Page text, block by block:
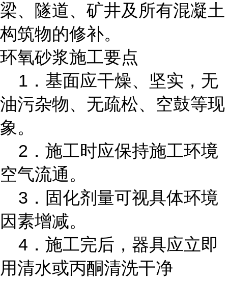
梁、隧道、矿井及所有混凝土
构筑物的修补。
环氧砂浆施工要点
1．基面应干燥、坚实，无
油污杂物、无疏松、空鼓等现
象。
2．施工时应保持施工环境
空气流通。
3．固化剂量可视具体环境
因素增减。
4．施工完后，器具应立即
用清水或丙酮清洗干净